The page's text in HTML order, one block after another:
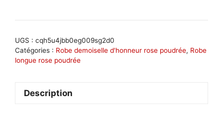
à
volant
UGS : cqh5u4jbb0eg009sg2d0
Catégories : Robe demoiselle d'honneur rose poudrée, Robe
longue rose poudrée
Description